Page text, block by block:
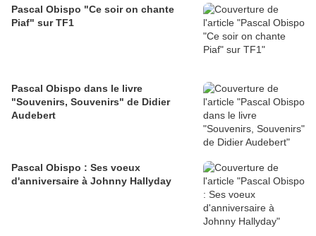
Pascal Obispo "Ce soir on chante
Piaf" sur TF1
Pascal Obispo dans le livre
"Souvenirs, Souvenirs" de Didier
Audebert
Pascal Obispo : Ses voeux
d'anniversaire à Johnny Hallyday